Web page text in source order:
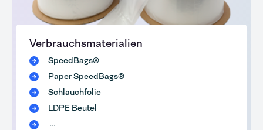
Verbrauchsmaterialien
SpeedBags®
Paper SpeedBags®
Schlauchfolie
LDPE Beutel
...